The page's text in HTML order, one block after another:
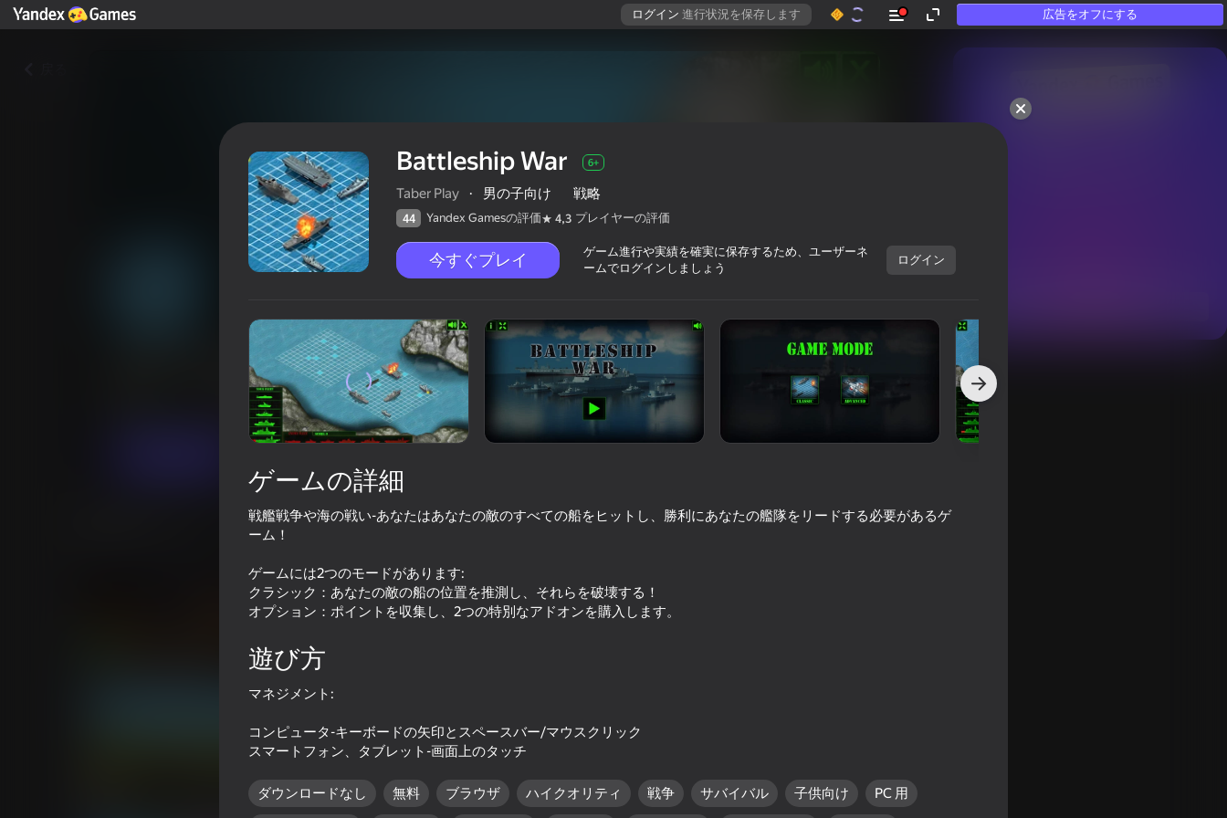
ログイン 進行状況を保存します 広告をオフにする
50以上のトップゲーム。
Yandex Gamesの評価 4,3 プレイヤーの評価 6+
戦略 Taber Play
60
飛行機対戦車
51 59 46
Battleship War 6+
Taber Play · 男の子向け 戦略
44 Yandex Gamesの評価 4,3 プレイヤーの評価
今すぐプレイ
ゲーム進行や実績を確実に保存するため、ユーザーネ
ームでログインしましょう
ログイン
ゲームの詳細
戦艦戦争や海の戦い-あなたはあなたの敵のすべての船をヒットし、勝利にあなたの艦隊をリードする必要があるゲ
ーム！
ゲームには2つのモードがあります:
クラシック：あなたの敵の船の位置を推測し、それらを破壊する！
オプション：ポイントを収集し、2つの特別なアドオンを購入します。
遊び方
マネジメント:
コンピュータ-キーボードの矢印とスペースバー/マウスクリック
スマートフォン、タブレット-画面上のタッチ
ダウンロードなし 無料 ブラウザ ハイクオリティ 戦争 サバイバル 子供向け PC 用